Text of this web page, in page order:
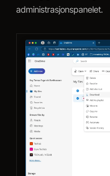
administrasjonspanelet.